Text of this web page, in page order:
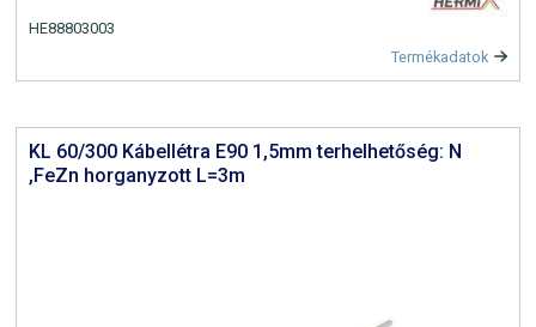
HE88803003
Termékadatok
KL 60/300 Kábellétra E90 1,5mm terhelhetőség: N
,FeZn horganyzott L=3m